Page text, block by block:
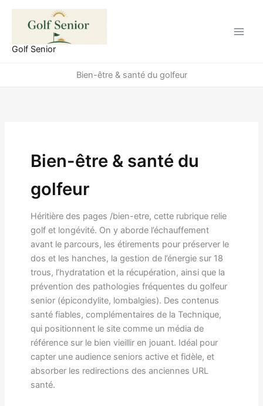
Aller
Golf Senior
Bien-être & santé du golfeur
Bien-être & santé du
golfeur
Héritière des pages /bien-etre, cette rubrique relie
golf et longévité. On y aborde l’échauffement
avant le parcours, les étirements pour préserver le
dos et les hanches, la gestion de l’énergie sur 18
trous, l’hydratation et la récupération, ainsi que la
prévention des pathologies fréquentes du golfeur
senior (épicondylite, lombalgies). Des contenus
santé fiables, complémentaires de la Technique,
qui positionnent le site comme un média de
référence sur le bien vieillir en jouant. Idéal pour
capter une audience seniors active et fidèle, et
absorber les redirections des anciennes URL
santé.